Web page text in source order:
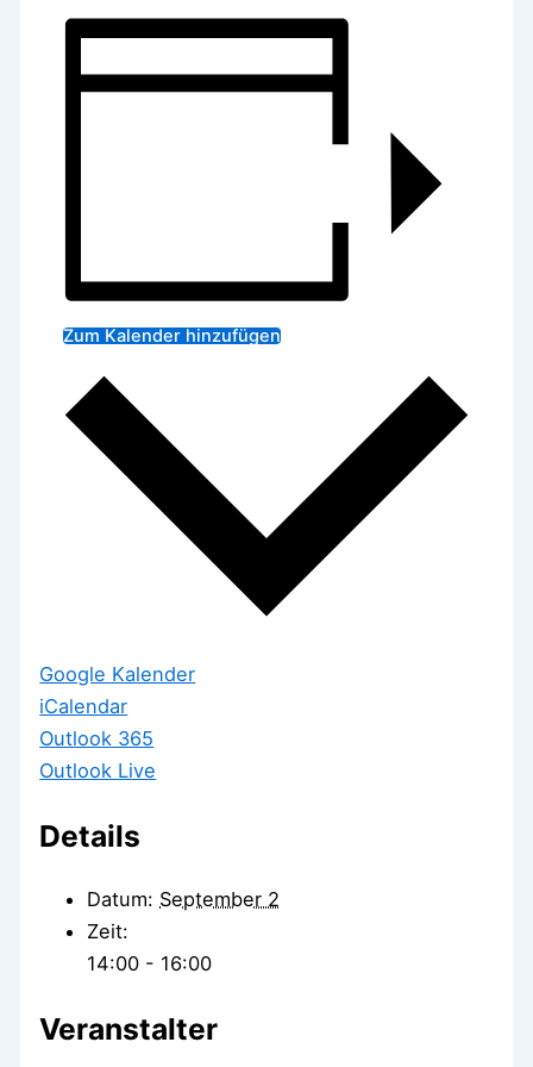
Zum Kalender hinzufügen
Google Kalender
iCalendar
Outlook 365
Outlook Live
Details
Datum: September 2
Zeit:
14:00 - 16:00
Veranstalter